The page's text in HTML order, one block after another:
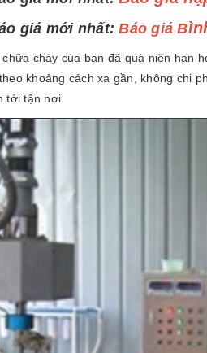
giá mới nhất:Báo giá B
cháy của bạn đã quá niên hạn
khoảng cách xa gần, không chi
tới tận nơi.